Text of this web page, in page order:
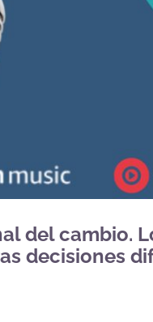
del cambio.
decisiones